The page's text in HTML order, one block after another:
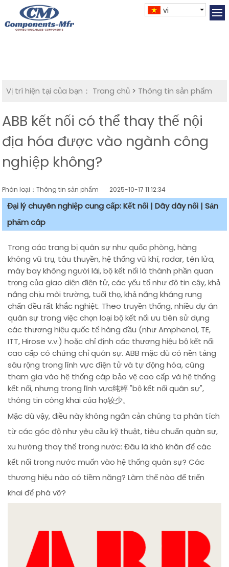
vi
Vị trí hiện tại của bạn： Trang chủ > Thông tin sản phẩm
ABB kết nối có thể thay thế nội
địa hóa được vào ngành công
nghiệp không?
Phân loại：Thông tin sản phẩm 2025-10-17 11:12:34
Đại lý chuyên nghiệp cung cấp: Kết nối | Dây dây nối | Sản
phẩm cáp
Trong các trang bị quân sự như quốc phòng, hàng
không vũ trụ, tàu thuyền, hệ thống vũ khí, radar, tên lửa,
máy bay không người lái, bộ kết nối là thành phần quan
trọng của giao diện điện tử, các yếu tố như độ tin cậy, khả
năng chịu môi trường, tuổi thọ, khả năng kháng rung
chấn đều rất khắc nghiệt. Theo truyền thống, nhiều dự án
quân sự trong việc chọn loại bộ kết nối ưu tiên sử dụng
các thương hiệu quốc tế hàng đầu (như Amphenol, TE,
ITT, Hirose v.v.) hoặc chỉ định các thương hiệu bộ kết nối
cao cấp có chứng chỉ quân sự. ABB mặc dù có nền tảng
sâu rộng trong lĩnh vực điện tử và tự động hóa, cũng
tham gia vào hệ thống cáp bảo vệ cao cấp và hệ thống
kết nối, nhưng trong lĩnh vực纯粹 "bộ kết nối quân sự",
thông tin công khai của họ较少。
Mặc dù vậy, điều này không ngăn cản chúng ta phân tích
từ các góc độ như yêu cầu kỹ thuật, tiêu chuẩn quân sự,
xu hướng thay thế trong nước: Đâu là khó khăn để các
kết nối trong nước muốn vào hệ thống quân sự? Các
thương hiệu nào có tiềm năng? Làm thế nào để triển
khai để phá vỡ?